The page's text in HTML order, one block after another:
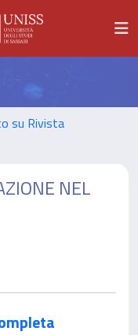
su Rivista
NEL